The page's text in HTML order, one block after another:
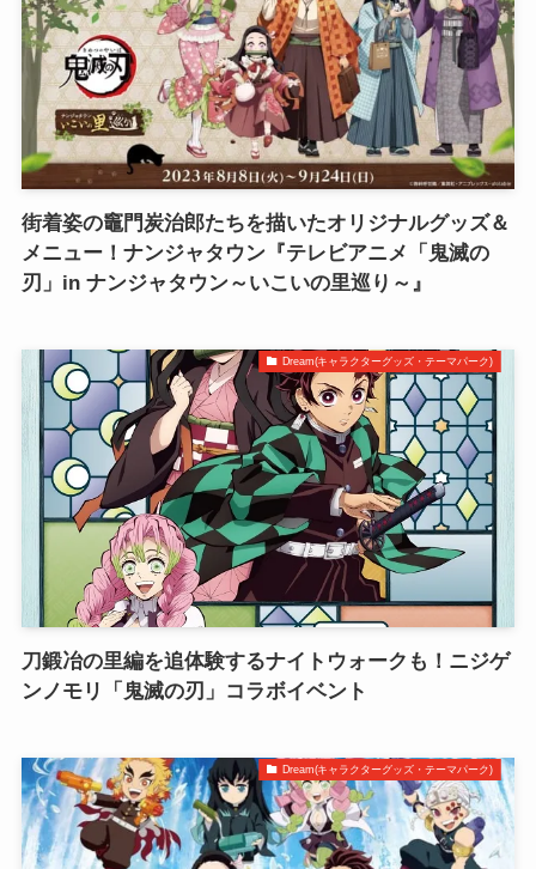
街着姿の竈門炭治郎たちを描いたオリジナルグッズ＆
メニュー！ナンジャタウン『テレビアニメ「鬼滅の
刃」in ナンジャタウン～いこいの里巡り～』
Dream(キャラクターグッズ・テーマパーク)
刀鍛冶の里編を追体験するナイトウォークも！ニジゲ
ンノモリ「鬼滅の刃」コラボイベント
Dream(キャラクターグッズ・テーマパーク)